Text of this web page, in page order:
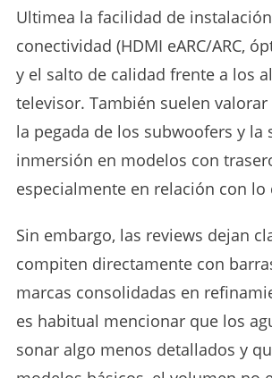
Ultimea la facilidad de
conectividad (HDMI eARC/ARC,
y el salto de calidad frente a los
televisor. También suelen
la pegada de los subwoofers y la
inmersión en modelos con
especialmente en relación con lo
Sin embargo, las reviews dejan
compiten directamente con
marcas consolidadas en
es habitual mencionar que los
sonar algo menos detallados y